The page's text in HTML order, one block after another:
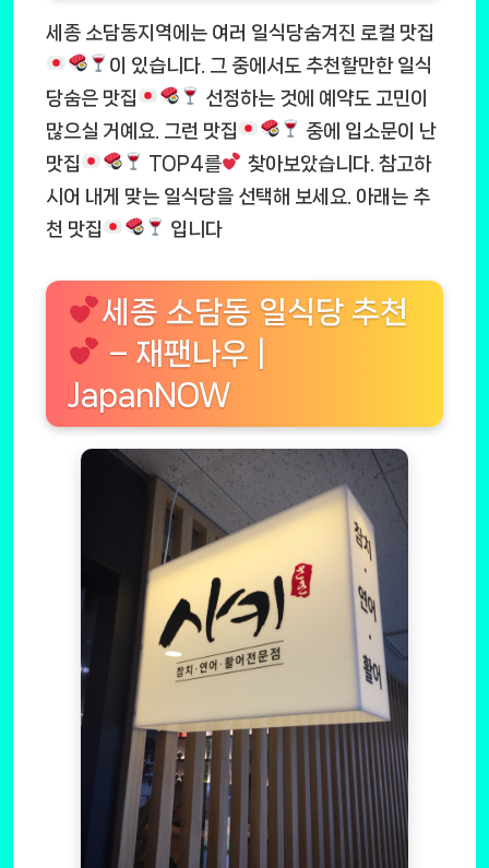
세종 소담동지역에는 여러 일식당숨겨진 로컬 맛집
이 있습니다. 그 중에서도 추천할만한 일식
당숨은 맛집
선정하는 것에 예약도 고민이
많으실 거예요. 그런 맛집
중에 입소문이 난
맛집
TOP4를
찾아보았습니다. 참고하
시어 내게 맞는 일식당을 선택해 보세요. 아래는 추
천 맛집
입니다
세종 소담동 일식당 추천
– 재팬나우 |
JapanNOW